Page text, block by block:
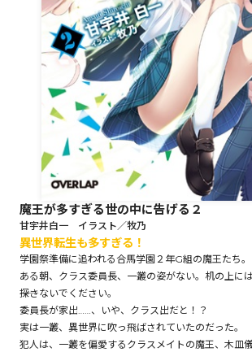
オーバーラップノベルスf
ロサージュノベルス
コミックガルド
魔王が多すぎる世の中に告げる２
甘宇井白一 イラスト／牧乃
異世界転生も多すぎる！
学園祭準備に追われる合馬学園２年G組の魔王たち。
ある朝、クラス委員長、一叢の姿がない。机の上に
――探さないでください。
委員長が家出……、いや、クラス出だと！？
実は一叢、異世界に吹っ飛ばされていたのだった。
犯人は、一叢を偏愛するクラスメイトの魔王、木皿儀